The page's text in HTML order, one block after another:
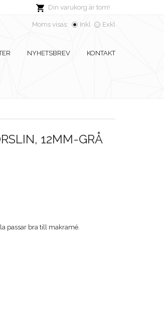
Din varukorg är tom!
Moms visas: Inkl Exkl
NYHETSBREV KONTAKT
12MM-GRÅ
passar bra till makramé.